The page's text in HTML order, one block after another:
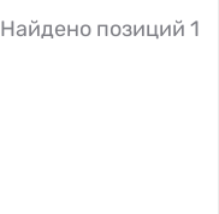
Найдено позиций 1